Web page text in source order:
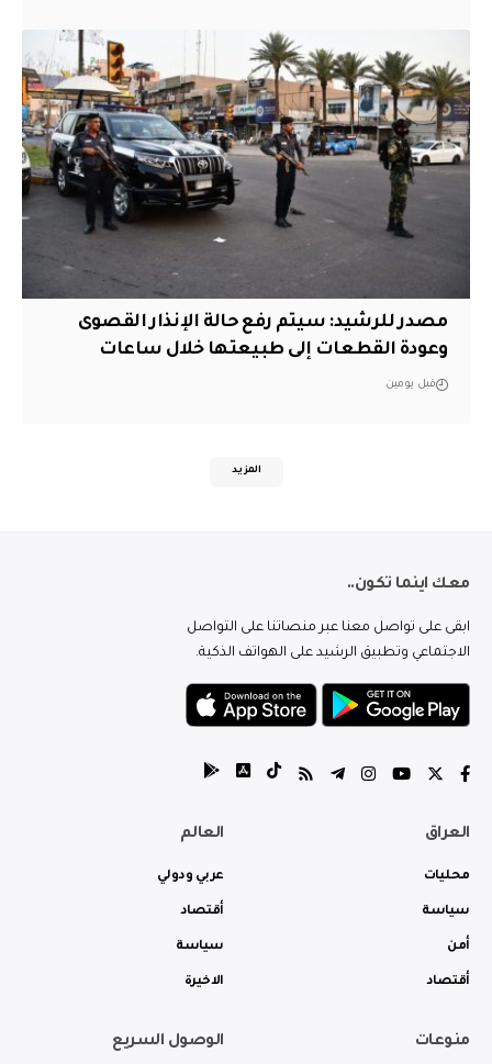
مصدر للرشيد: سيتم رفع حالة الإنذار القصوى
وعودة القطعات إلى طبيعتها خلال ساعات
قبل يومين
المزيد
معك اينما تكون..
ابقى على تواصل معنا عبر منصاتنا على التواصل
الاجتماعي وتطبيق الرشيد على الهواتف الذكية.
العراق
محليات
سياسة
أمن
أقتصاد
العالم
عربي ودولي
أقتصاد
سياسة
الاخيرة
منوعات الوصول السريع